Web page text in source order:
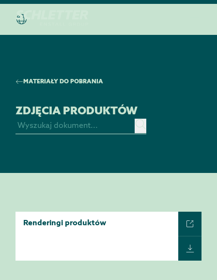
MATERIAŁY DO POBRANIA
ZDJĘCIA PRODUKTÓW
Renderingi produktów